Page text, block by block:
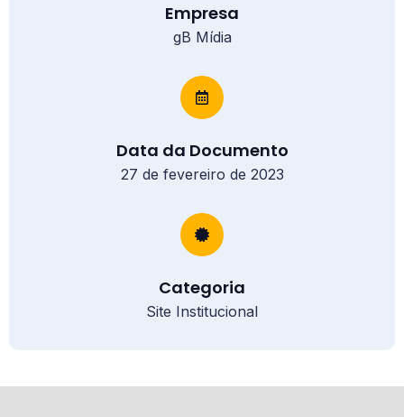
Empresa
gB Mídia
Data da Documento
27 de fevereiro de 2023
Categoria
Site Institucional